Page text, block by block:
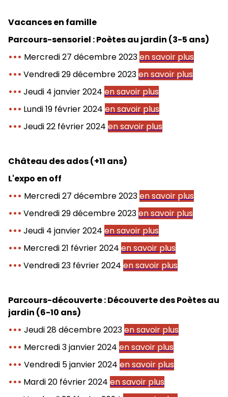
Vacances en famille
Parcours-sensoriel : Poètes au jardin (3-5 ans)
••• Mercredi 27 décembre 2023en savoir plus
••• Vendredi 29 décembre 2023en savoir plus
••• Jeudi 4 janvier 2024 en savoir plus
••• Lundi 19 février 2024 en savoir plus
••• Jeudi 22 février 2024 en savoir plus
Château des ados (+11 ans)
L'expo en off
••• Mercredi 27 décembre 2023en savoir plus
••• Vendredi 29 décembre 2023en savoir plus
••• Jeudi 4 janvier 2024 en savoir plus
••• Mercredi 21 février 2024 en savoir plus
••• Vendredi 23 février 2024 en savoir plus
Parcours-découverte : Découverte des Poètes au
jardin (6-10 ans)
••• Jeudi 28 décembre 2023en savoir plus
••• Mercredi 3 janvier 2024 en savoir plus
••• Vendredi 5 janvier 2024 en savoir plus
••• Mardi 20 février 2024 en savoir plus